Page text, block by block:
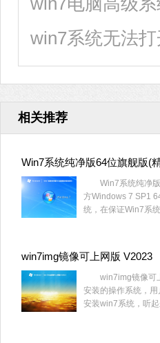
相关推荐
Win7系统纯净版64位旗舰版(
Win7系统纯净版
方Windows 7 SP1
统，在保证Win7系
机。
win7img镜像可上网版 V2023
win7img镜像可上
安装的操作系统，
安装win7系统，听